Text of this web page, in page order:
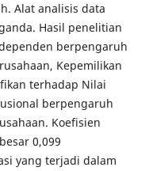
Alat analisis data
Hasil penelitian
berpengaruh
Kepemilikan
terhadap Nilai
berpengaruh
Koefisien
0,099
yang terjadi dalam